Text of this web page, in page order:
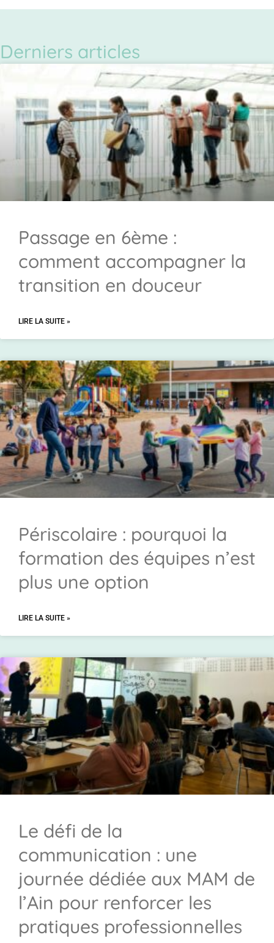
Derniers articles
Passage en 6ème :
comment accompagner la
transition en douceur
LIRE LA SUITE »
Périscolaire : pourquoi la
formation des équipes n’est
plus une option
LIRE LA SUITE »
Le défi de la
communication : une
journée dédiée aux MAM de
l’Ain pour renforcer les
pratiques professionnelles